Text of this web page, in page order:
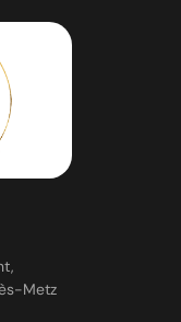
Metz